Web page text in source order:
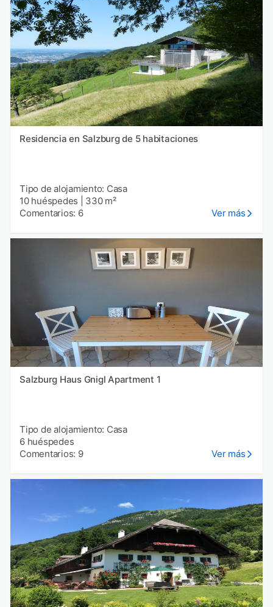
Residencia en Salzburg de 5 habitaciones
Tipo de alojamiento: Casa
10 huéspedes
330 m²
Comentarios: 6
Ver más
Salzburg Haus Gnigl Apartment 1
Tipo de alojamiento: Casa
6 huéspedes
Comentarios: 9
Ver más